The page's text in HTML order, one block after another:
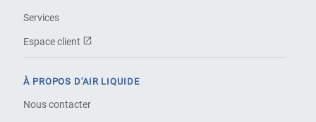
Services
Espace client
À PROPOS D'AIR LIQUIDE
Nous contacter